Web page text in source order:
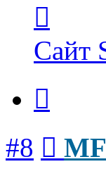
пользователя
MFS
Сайт
#8